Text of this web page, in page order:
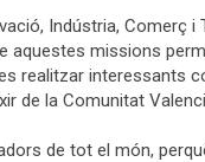
Indústria, Comerç i
aquestes missions
realitzar interessants
de la Comunitat
de tot el món,